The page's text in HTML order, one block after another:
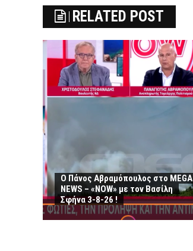
RELATED POST
Ο Πάνος Αβραμόπουλος στο MEGA
NEWS – «NOW» με τον Βασίλη
Σφήνα 3-8-26 !